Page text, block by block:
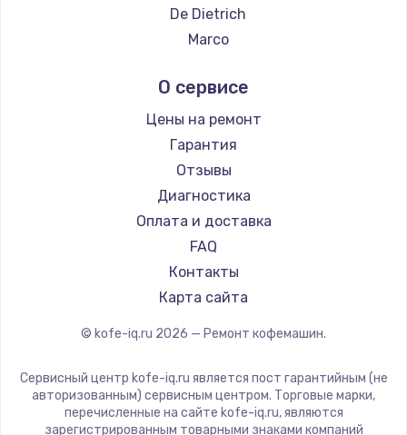
Ремонт кофемашин DELTA
Ремонт кофемашин Tefal
Ремонт кофемашин RED solution
Ремонт кофемашин Bravilor Bonamat
Ремонт кофемашин Vard
Ремонт кофемашин Tuvio
Ремонт кофемашин Carrera
Ремонт кофемашин Supra
De Dietrich
Marco
Jura
Olympia
Saeco
La Cimbali
WMF
Yamaguchi
Nivona
Astoria
JVC
ROCKET MOZZAFIATO
Vivitek
Thomson
О сервисе
Цены на ремонт
Гарантия
Отзывы
Диагностика
Оплата и доставка
FAQ
Контакты
Карта сайта
© kofe-iq.ru 2026 — Ремонт кофемашин.
Сервисный центр kofe-iq.ru является пост гарантийным (не
авторизованным) сервисным центром. Торговые марки,
перечисленные на сайте kofe-iq.ru, являются
зарегистрированным товарными знаками компаний